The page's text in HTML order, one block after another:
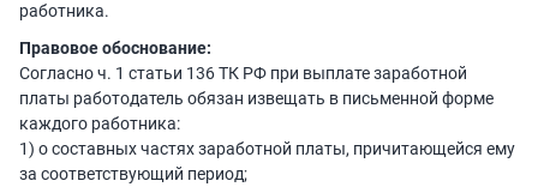
работника.
Правовое обоснование:
Согласно ч. 1 статьи 136 ТК РФ при выплате заработной
платы работодатель обязан извещать в письменной форме
каждого работника:
1) о составных частях заработной платы, причитающейся ему
за соответствующий период;